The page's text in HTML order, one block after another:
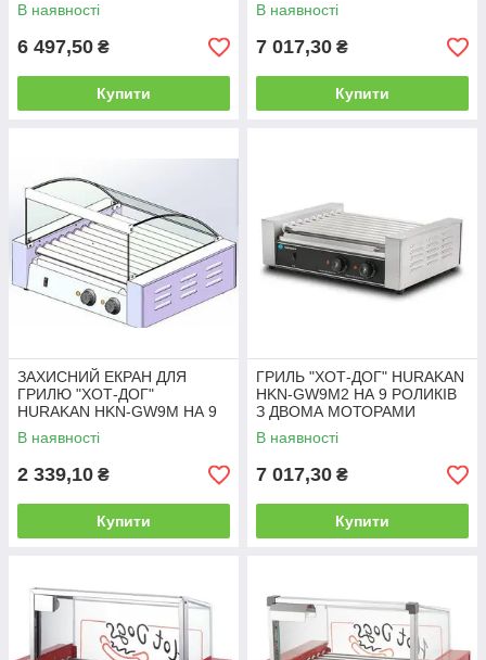
В наявності
6 497,50 ₴
Купити
В наявності
7 017,30 ₴
Купити
ЗАХИСНИЙ ЕКРАН ДЛЯ
ГРИЛЮ "ХОТ-ДОГ"
HURAKAN HKN-GW9M НА 9
РОЛИКІВ
В наявності
2 339,10 ₴
Купити
ГРИЛЬ "ХОТ-ДОГ" HURAKAN
HKN-GW9M2 НА 9 РОЛИКІВ
З ДВОМА МОТОРАМИ
В наявності
7 017,30 ₴
Купити